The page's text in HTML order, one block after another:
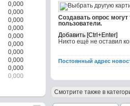
Создавать опрос
пользователи.
Никто ещё не оставил
Постоянный адрес
Смотрите также в
0,000
0,000
0,000
0,000
0,000
0,000
0,000
0,000
0,000
0,000